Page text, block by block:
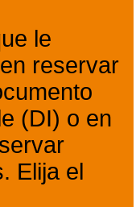
le
reservar
(DI) o en
Elija el